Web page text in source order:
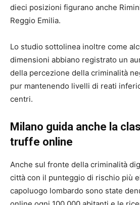
dieci posizioni figurano anche
Reggio Emilia.
Lo studio sottolinea inoltre come
dimensioni abbiano registrato un
della percezione della criminalità
pur mantenendo livelli di reati
centri.
Milano guida anche la
truffe online
Anche sul fronte della criminalità
città con il punteggio di rischio più
capoluogo lombardo sono state